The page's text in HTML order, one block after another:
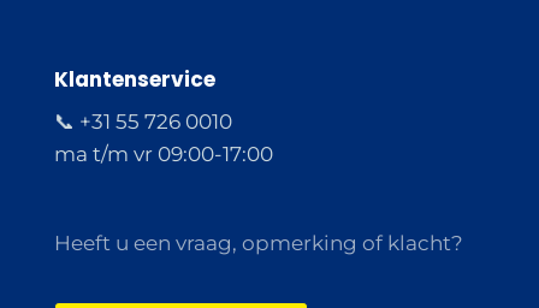
Klantenservice
📞 +31 55 726 0010
ma t/m vr 09:00-17:00
Heeft u een vraag, opmerking of klacht?